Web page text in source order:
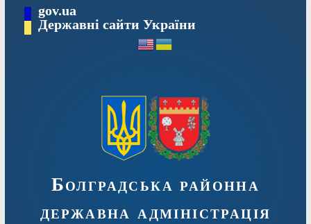
Перейтиgov.ua
Державні сайти України
Болградська районна
державна адміністрація